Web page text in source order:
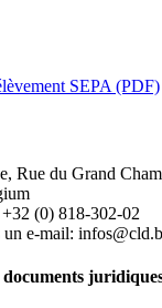
SEPA (PDF)
Rue du Grand
(0) 818-302-02
e-mail: